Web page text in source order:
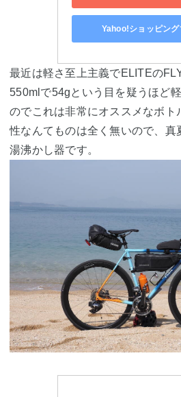
Yahoo!ショッピング
最近は軽さ至上主義でELITEの
550mlで54gという目を疑うほど
のでこれは非常にオススメなボト
性なんてものは全く無いので、真
湯沸かし器です。